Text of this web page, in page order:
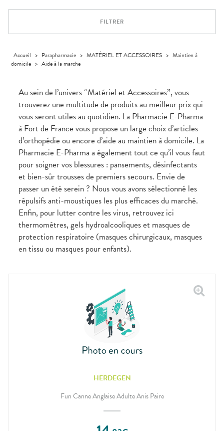
pharmacie
Solaire
Visage
APPLICATION
FILTRER
Accueil > Parapharmacie > MATÉRIEL ET ACCESSOIRES > Maintien à
domicile > Aide à la marche
Au sein de l’univers “Matériel et Accessoires”, vous
trouverez une multitude de produits au meilleur prix qui
vous seront utiles au quotidien. La Pharmacie E-Pharma
à Fort de France vous propose un large choix d’articles
d’orthopédie ou encore d’aide au maintien à domicile. La
Pharmacie E-Pharma a également tout ce qu’il vous faut
pour soigner vos blessures : pansements, désinfectants
et bien-sûr trousses de premiers secours. Envie de
passer un été serein ? Nous vous avons sélectionné les
répulsifs anti-moustiques les plus efficaces du marché.
Enfin, pour lutter contre les virus, retrouvez ici
thermomètres, gels hydroalcooliques et masques de
protection respiratoire (masques chirurgicaux, masques
en tissu ou masques pour enfants).
HERDEGEN
Fun Canne Anglaise Adulte Anis Paire